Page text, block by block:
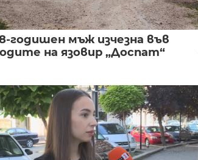
годишен мъж изчезна във
на язовир „Доспат“